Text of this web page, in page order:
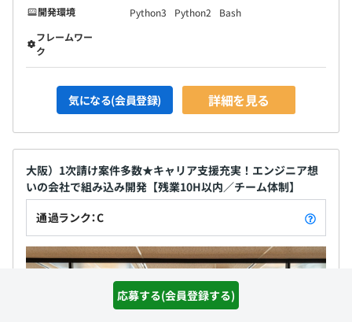
応募する(会員登録する)
開発環境
Python3 Python2
Bash
フレームワー
ク
気になる(会員登録) 詳細を見る
大阪）1次請け案件多数★キャリア支援充実！エンジニア想
いの会社で組み込み開発【残業10H以内／チーム体制】
通過ランク：C